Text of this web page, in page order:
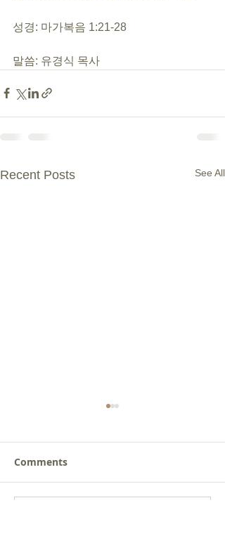
성경: 마가복음 1:21-28
말씀: 유경식 목사
Recent Posts See All
Comments